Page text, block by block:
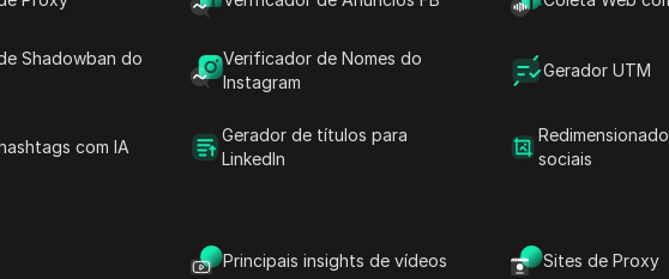
Shadowban do
Verificador de Nomes do
Instagram
Gerador UTM
com IA
Gerador de títulos para
LinkedIn
sociais
Principais insights de vídeos Sites de Proxy
redes sociais e coleta de dados. Seus serviços são
rápidas e confiáveis, ideais para gerenciar várias contas de
e outras tarefas que exigem alto consumo de dados.
thesocialproxy.com United States